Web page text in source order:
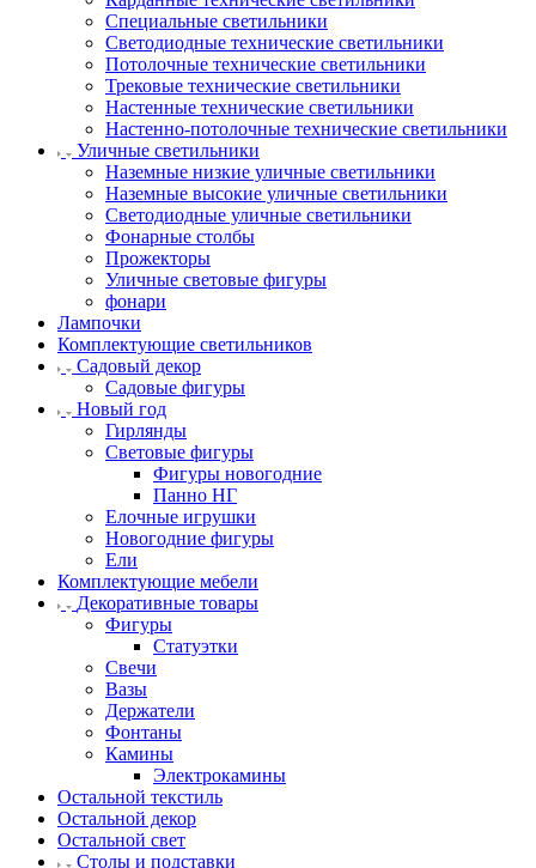
Специальные светильники
Светодиодные технические светильники
Потолочные технические светильники
Трековые технические светильники
Настенные технические светильники
Настенно-потолочные технические светильники
Уличные светильники
Наземные низкие уличные светильники
Наземные высокие уличные светильники
Светодиодные уличные светильники
Фонарные столбы
Прожекторы
Уличные световые фигуры
фонари
Лампочки
Комплектующие светильников
Садовый декор
Садовые фигуры
Новый год
Гирлянды
Световые фигуры
Фигуры новогодние
Панно НГ
Елочные игрушки
Новогодние фигуры
Ели
Комплектующие мебели
Декоративные товары
Фигуры
Статуэтки
Свечи
Вазы
Держатели
Фонтаны
Камины
Электрокамины
Остальной текстиль
Остальной декор
Остальной свет
Столы и подставки